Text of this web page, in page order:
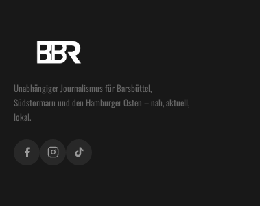
Unabhängiger Journalismus für Barsbüttel,
Südstormarn und den Hamburger Osten – nah, aktuell,
lokal.